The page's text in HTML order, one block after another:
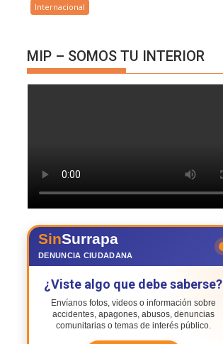
Internacional
MIP – SOMOS TU INTERIOR
SinSurrapa
DENUNCIA CIUDADANA
¿Viste algo que debe saberse?
Envíanos fotos, videos o información sobre
accidentes, apagones, abusos, denuncias
comunitarias o temas de interés público.